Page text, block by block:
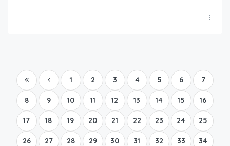
1 2 3 4 5 6 7
8 9 10 11 12 13 14 15 16
17 18 19 20 21 22 23 24 25
26 27 28 29 30 31 32 33 34